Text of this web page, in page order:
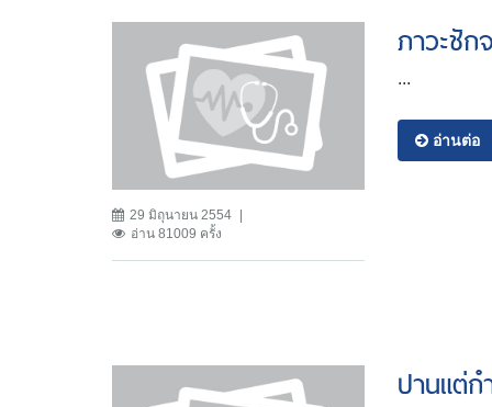
29 มิถุนายน 2554
อ่าน 81009 ครั้ง
ภาวะชัก
...
อ่านต่อ
ปานแต่ก